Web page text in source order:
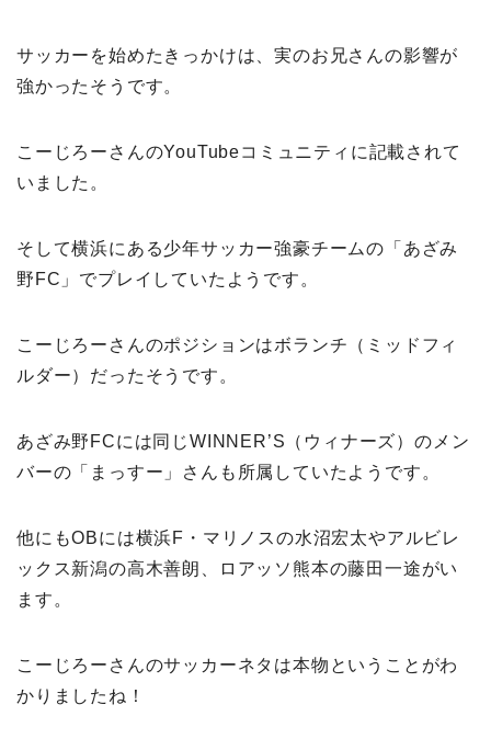
サッカーを始めたきっかけは、実のお兄さんの影響が
強かったそうです。
こーじろーさんのYouTubeコミュニティに記載されて
いました。
そして横浜にある少年サッカー強豪チームの「あざみ
野FC」でプレイしていたようです。
こーじろーさんのポジションはボランチ（ミッドフィ
ルダー）だったそうです。
あざみ野FCには同じWINNER’S（ウィナーズ）のメン
バーの「まっすー」さんも所属していたようです。
他にもOBには横浜F・マリノスの水沼宏太やアルビレ
ックス新潟の高木善朗、ロアッソ熊本の藤田一途がい
ます。
こーじろーさんのサッカーネタは本物ということがわ
かりましたね！